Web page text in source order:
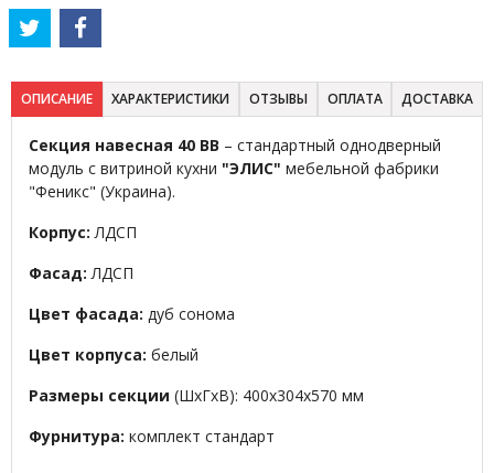
ОПИСАНИЕ ХАРАКТЕРИСТИКИ ОТЗЫВЫ ОПЛАТА ДОСТАВКА
Секция навесная 40 ВВ – стандартный однодверный
модуль с витриной кухни "ЭЛИС" мебельной фабрики
"Феникс" (Украина).
Корпус: ЛДСП
Фасад: ЛДСП
Цвет фасада: дуб сонома
Цвет корпуса: белый
Размеры секции (ШхГхВ): 400х304х570 мм
Фурнитура: комплект стандарт